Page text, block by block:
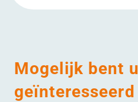
Mogelijk bent